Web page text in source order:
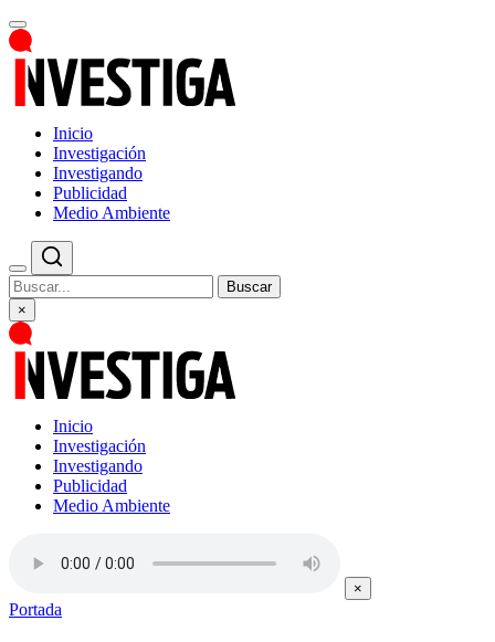
Inicio
Investigación
Investigando
Publicidad
Medio Ambiente
Buscar
×
Inicio
Investigación
Investigando
Publicidad
Medio Ambiente
×
Portada